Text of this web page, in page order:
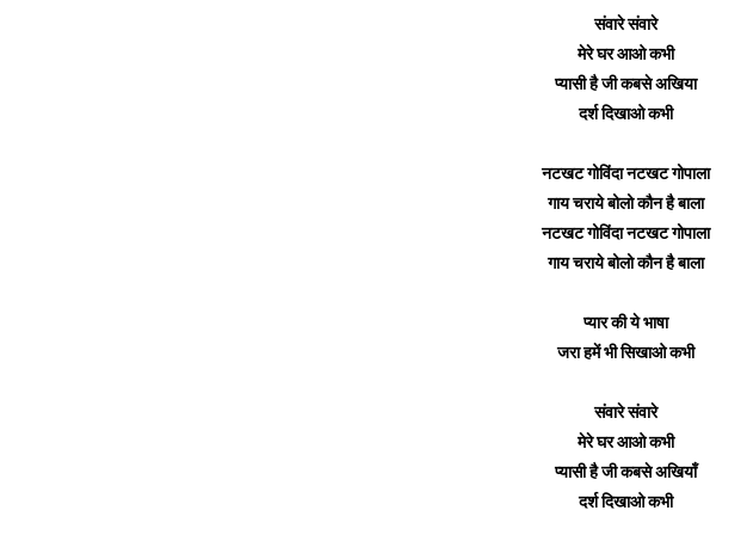
संवारे संवारे
मेरे घर आओ कभी
प्यासी है जी कबसे अखिया
दर्श दिखाओ कभी
नटखट गोविंदा नटखट गोपाला
गाय चराये बोलो कौन है बाला
नटखट गोविंदा नटखट गोपाला
गाय चराये बोलो कौन है बाला
प्यार की ये भाषा
जरा हमें भी सिखाओ कभी
संवारे संवारे
मेरे घर आओ कभी
प्यासी है जी कबसे अखियाँ
दर्श दिखाओ कभी